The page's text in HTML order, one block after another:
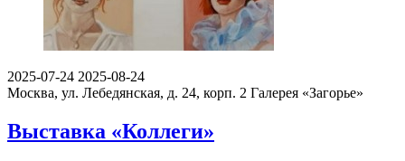
2025-07-24 2025-08-24
Москва, ул. Лебедянская, д. 24, корп. 2 Галерея «Загорье»
Выставка «Коллеги»